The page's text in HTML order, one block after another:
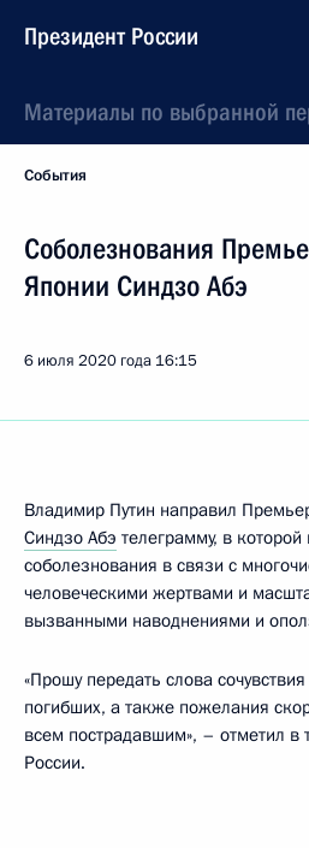
Президент России
Материалы по выбранной
События
Соболезнования
Японии Синдзо Абэ
6 июля 2020 года 16:15
Владимир Путин направил
Синдзо Абэ телеграмму, в
соболезнования в связи с
человеческими жертвами и
вызванными наводнениями и
«Прошу передать слова
погибших, а также пожелания
всем пострадавшим», – отметил в
России.